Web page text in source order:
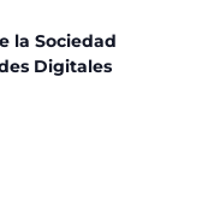
la Sociedad
Digitales